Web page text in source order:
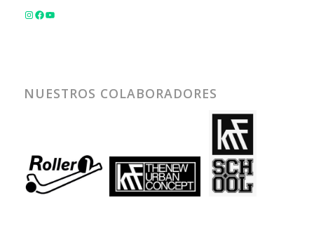
NUESTROS COLABORADORES